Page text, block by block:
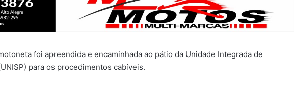
foi apreendida e encaminhada ao pátio da Unidade Integrada de
para os procedimentos cabíveis.